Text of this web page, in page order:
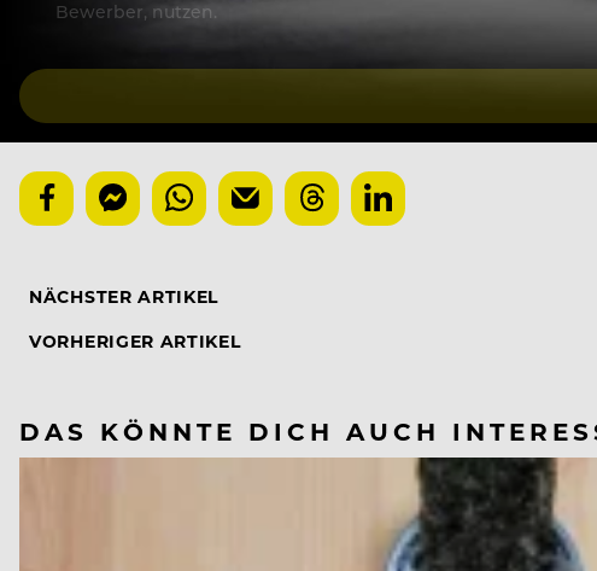
Bewerber, nutzen.
NÄCHSTER ARTIKEL
VORHERIGER ARTIKEL
DAS KÖNNTE DICH AUCH